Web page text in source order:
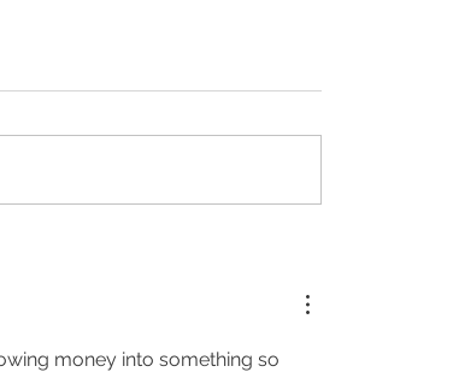
Athafnaborgin Reykjavík
money into something so